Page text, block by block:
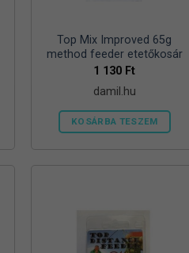
Top Mix Improved 65g
method feeder etetőkosár
1 130 Ft
damil.hu
KOSÁRBA TESZEM